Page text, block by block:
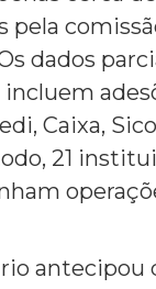
pela
dados
incluem
Caixa,
21
antecipou